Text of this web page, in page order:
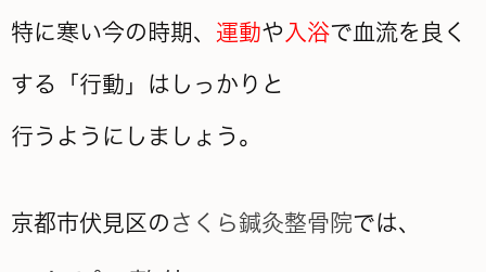
特に寒い今の時期、 運動や 入浴で血流を良く
する「行動」はしっかりと
行うようにしましょう。
京都市伏見区の さくら鍼灸整骨院では、